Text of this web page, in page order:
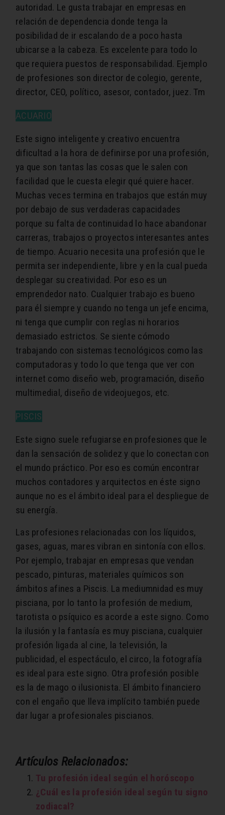
autoridad. Le gusta trabajar en empresas en
relación de dependencia donde tenga la
posibilidad de ir escalando de a poco hasta
ubicarse a la cabeza. Es excelente para todo lo
que requiera puestos de responsabilidad. Ejemplo
de profesiones son director de colegio, gerente,
director, CEO, político, asesor, contador, juez. Tm
ACUARIO
Este signo inteligente y creativo encuentra
dificultad a la hora de definirse por una profesión,
ya que son tantas las cosas que le salen con
facilidad que le cuesta elegir qué quiere hacer.
Muchas veces termina en trabajos que están muy
por debajo de sus verdaderas capacidades
porque su falta de continuidad lo hace abandonar
carreras, trabajos o proyectos interesantes antes
de tiempo. Acuario necesita una profesión que le
permita ser independiente, libre y en la cual pueda
desplegar su creatividad. Por eso es un
emprendedor nato. Cualquier trabajo es bueno
para él siempre y cuando no tenga un jefe encima,
ni tenga que cumplir con reglas ni horarios
demasiado estrictos. Se siente cómodo
trabajando con sistemas tecnológicos como las
computadoras y todo lo que tenga que ver con
internet como diseño web, programación, diseño
multimedial, diseño de videojuegos, etc.
PISCIS
Este signo suele refugiarse en profesiones que le
dan la sensación de solidez y que lo conectan con
el mundo práctico. Por eso es común encontrar
muchos contadores y arquitectos en éste signo
aunque no es el ámbito ideal para el despliegue de
su energía.
Las profesiones relacionadas con los líquidos,
gases, aguas, mares vibran en sintonía con ellos.
Por ejemplo, trabajar en empresas que vendan
pescado, pinturas, materiales químicos son
ámbitos afines a Piscis. La mediumnidad es muy
pisciana, por lo tanto la profesión de medium,
tarotista o psíquico es acorde a este signo. Como
la ilusión y la fantasía es muy pisciana, cualquier
profesión ligada al cine, la televisión, la
publicidad, el espectáculo, el circo, la fotografía
es ideal para este signo. Otra profesión posible
es la de mago o ilusionista. El ámbito financiero
con el engaño que lleva implícito también puede
dar lugar a profesionales piscianos.
Artículos Relacionados:
Tu profesión ideal según el horóscopo
¿Cuál es la profesión ideal según tu signo
zodiacal?